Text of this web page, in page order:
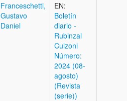
Franceschetti,
Gustavo
Daniel
EN:
Boletí­n
diario -
Rubinzal
Culzoni
Número:
2024 (08-
agosto)
(Revista
(serie))